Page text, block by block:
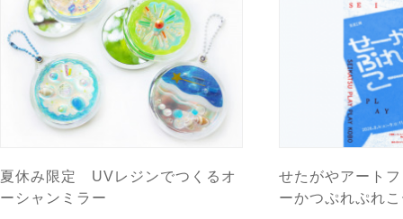
夏休み限定 UVレジンでつくるオ
ーシャンミラー
せたがやアート
ーかつぷれぷれ